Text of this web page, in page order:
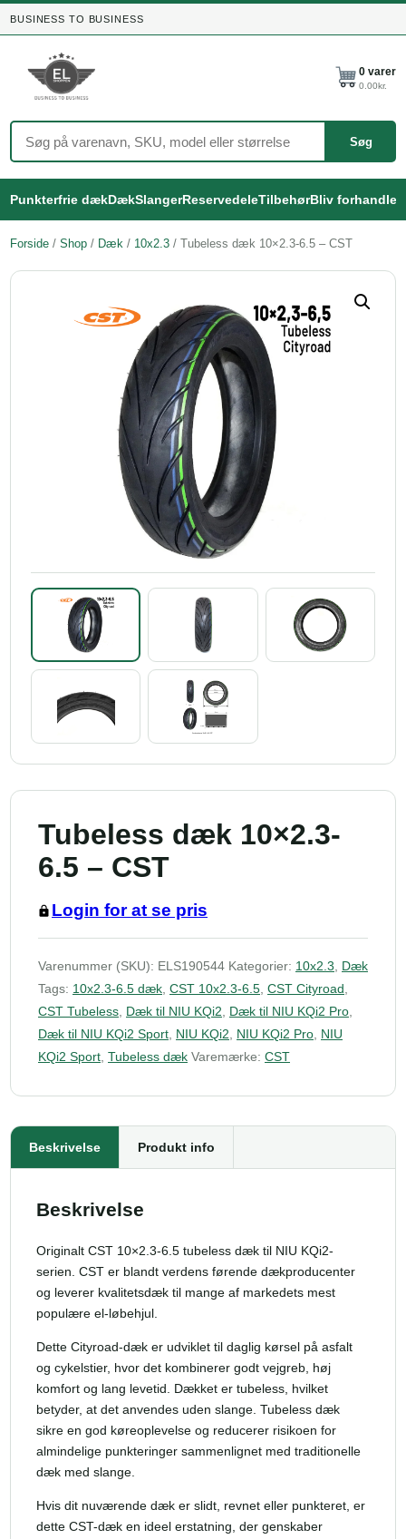
BUSINESS TO BUSINESS
Søg
0 varer
0.00kr.
Punkterfrie dækDækSlangerReservedeleTilbehørBliv
Forside / Shop / Dæk / 10x2.3 / Tubeless dæk 10×2.3-6.5 – CST
Tubeless dæk 10×2.3-
6.5 – CST
Login for at se pris
Varenummer (SKU): ELS190544 Kategorier: 10x2.3
Dæk
Tags: 10x2.3-6.5 dæk CST 10x2.3-6.5 CST Cityroad
CST Tubeless Dæk til NIU KQi2 Dæk til NIU KQi2 Pro
Dæk til NIU KQi2 Sport NIU KQi2 NIU KQi2 Pro NIU
KQi2 Sport Tubeless dæk Varemærke: CST
Beskrivelse Produkt info
Beskrivelse
Originalt CST 10×2.3-6.5 tubeless dæk til NIU KQi2-
serien. CST er blandt verdens førende dækproducenter
og leverer kvalitetsdæk til mange af markedets mest
populære el-løbehjul.
Dette Cityroad-dæk er udviklet til daglig kørsel på asfalt
og cykelstier, hvor det kombinerer godt vejgreb, høj
komfort og lang levetid. Dækket er tubeless, hvilket
betyder, at det anvendes uden slange. Tubeless dæk
sikre en god køreoplevelse og reducerer risikoen for
almindelige punkteringer sammenlignet med traditionelle
dæk med slange.
Hvis dit nuværende dæk er slidt, revnet eller punkteret, er
dette CST-dæk en ideel erstatning, der genskaber